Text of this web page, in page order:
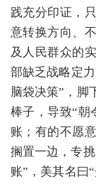
践充分印证，
意转换方向、
及人民群众的
部缺乏战略定
脑袋决策”，脚
棒子，导致“朝
账；有的不愿
搁置一边，专
账”，美其名曰